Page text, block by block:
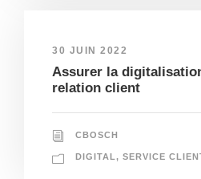
30 JUIN 2022
Assurer la
relation client
CBOSCH
DIGITAL, SERVICE